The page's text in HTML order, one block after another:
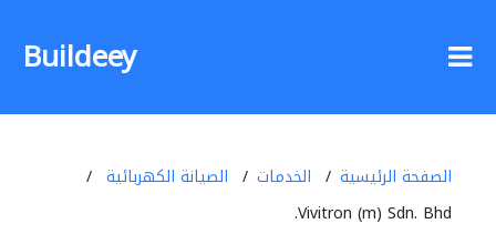
Buildeey
الصفحة الرئيسية الخدمات
الصيانة الكهربائية
Vivitron (m) Sdn. Bhd.